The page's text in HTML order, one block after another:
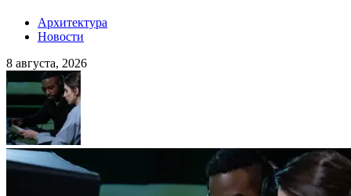
Архитектура
Новости
8 августа, 2026